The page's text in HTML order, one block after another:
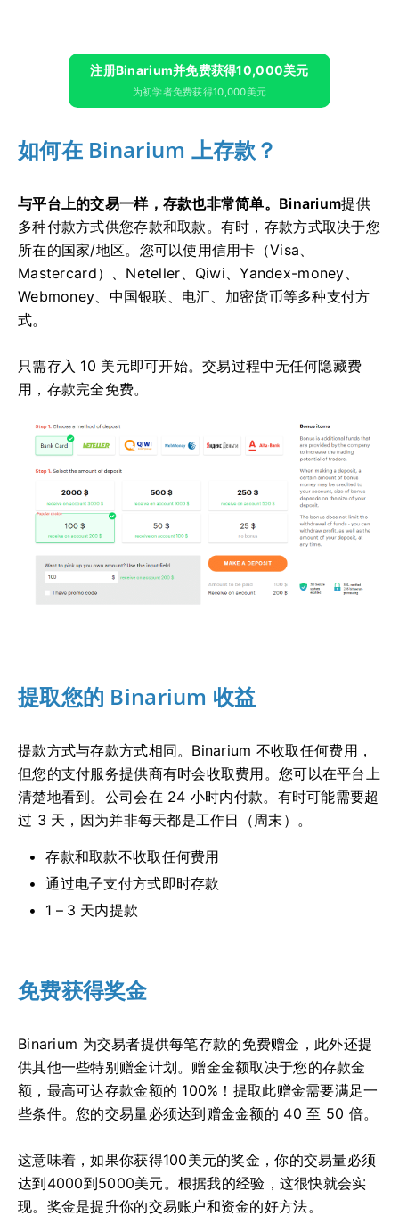
注册Binarium并免费获得10,000美元
为初学者免费获得10,000美元
如何在 Binarium 上存款？
与平台上的交易一样，存款也非常简单。Binarium提供
多种付款方式供您存款和取款。有时，存款方式取决于您
所在的国家/地区。您可以使用信用卡（Visa、
Mastercard）、Neteller、Qiwi、Yandex-money、
Webmoney、中国银联、电汇、加密货币等多种支付方
式。
只需存入 10 美元即可开始。交易过程中无任何隐藏费
用，存款完全免费。
提取您的 Binarium 收益
提款方式与存款方式相同。Binarium 不收取任何费用，
但您的支付服务提供商有时会收取费用。您可以在平台上
清楚地看到。公司会在 24 小时内付款。有时可能需要超
过 3 天，因为并非每天都是工作日（周末）。
存款和取款不收取任何费用
通过电子支付方式即时存款
1 – 3 天内提款
免费获得奖金
Binarium 为交易者提供每笔存款的免费赠金，此外还提
供其他一些特别赠金计划。赠金金额取决于您的存款金
额，最高可达存款金额的 100%！提取此赠金需要满足一
些条件。您的交易量必须达到赠金金额的 40 至 50 倍。
这意味着，如果你获得100美元的奖金，你的交易量必须
达到4000到5000美元。根据我的经验，这很快就会实
现。奖金是提升你的交易账户和资金的好方法。